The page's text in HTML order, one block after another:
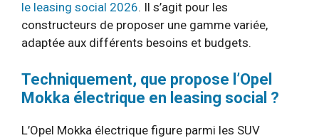
le leasing social 2026. Il s’agit pour les
constructeurs de proposer une gamme variée,
adaptée aux différents besoins et budgets.
Techniquement, que propose l’Opel
Mokka électrique en leasing social ?
L’Opel Mokka électrique figure parmi les SUV